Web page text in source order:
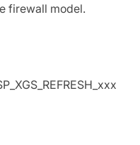
firewall model.